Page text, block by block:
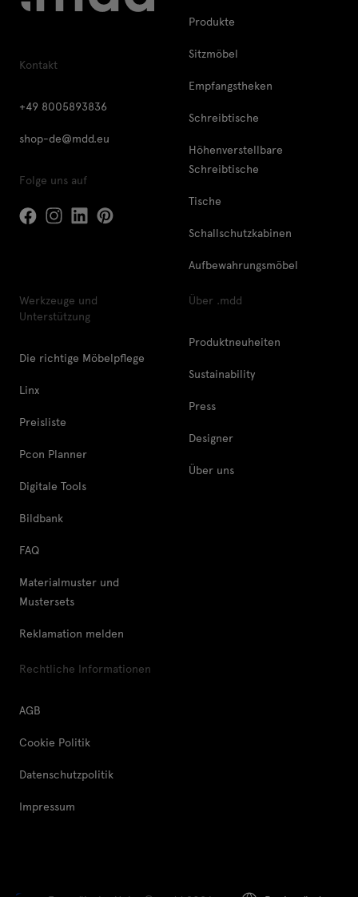
Kontakt
+49 8005893836
shop-de@mdd.eu
Folge uns auf
Produkte
Sitzmöbel
Empfangstheken
Schreibtische
Höhenverstellbare
Schreibtische
Tische
Schallschutzkabinen
Aufbewahrungsmöbel
Werkzeuge und
Unterstützung
Die richtige Möbelpflege
Linx
Preisliste
Pcon Planner
Digitale Tools
Bildbank
FAQ
Materialmuster und
Mustersets
Reklamation melden
Über .mdd
Produktneuheiten
Sustainability
Press
Designer
Über uns
Rechtliche Informationen
AGB
Cookie Politik
Datenschutzpolitik
Impressum